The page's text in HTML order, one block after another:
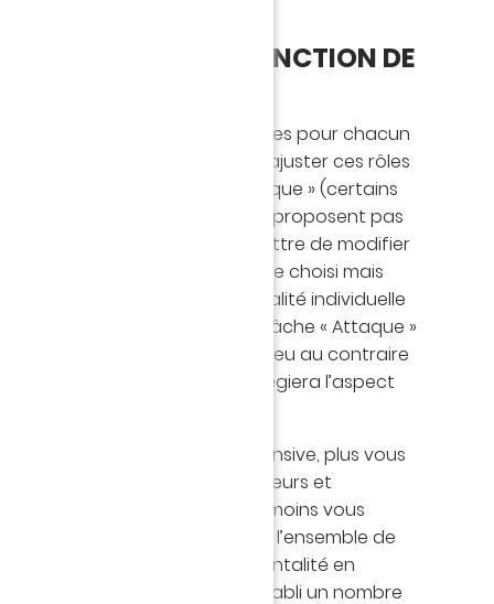
DES TÂCHES EN FONCTION DE
, nous avions défini des rôles pour chacun
onze-type. Il est possible d’ajuster ces rôles
», « Soutien » et « Attaque » (certains
à dominante défensive, ne proposent pas
Ces tâches vont vous permettre de modifier
tactiques spécifiques au rôle choisi mais
ou d’augmenter la mentalité individuelle
simple, un joueur avec une tâche « Attaque »
sur l’aspect offensif de son jeu au contraire
tâche « Défense » qui privilégiera l’aspect
plus votre stratégie est offensive, plus vous
tâches « Attaque » à vos joueurs et
votre stratégie est défensive, moins vous
mêmes tâches « Attaque » à l’ensemble de
comme pour le choix de la mentalité en
prévisionnel, j’ai établi un nombre